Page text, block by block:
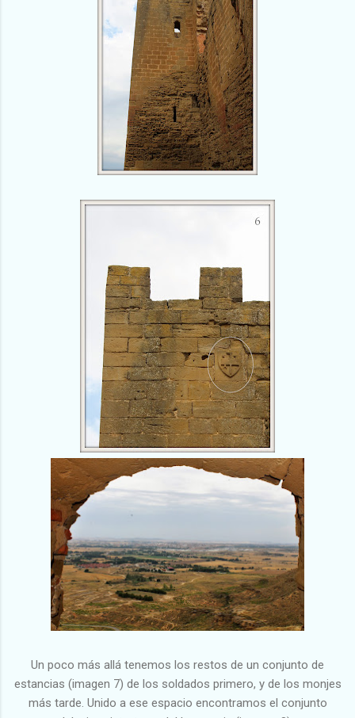
Un poco más allá tenemos los restos de un conjunto de
estancias (imagen 7) de los soldados primero, y de los monjes
más tarde. Unido a ese espacio encontramos el conjunto